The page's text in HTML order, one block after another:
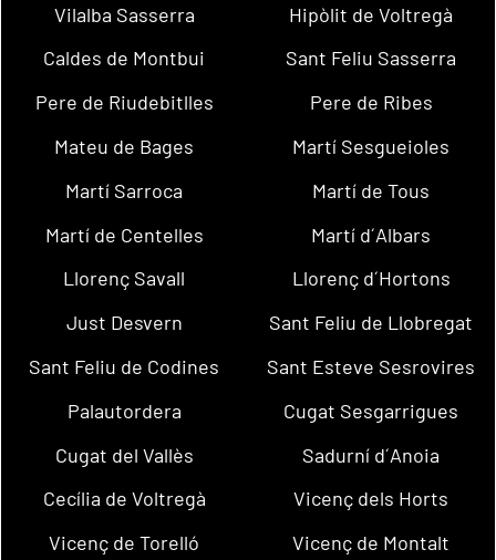
Vilalba Sasserra
Hipòlit de Voltregà
Caldes de Montbui
Sant Feliu Sasserra
Pere de Riudebitlles
Pere de Ribes
Mateu de Bages
Martí Sesgueioles
Martí Sarroca
Martí de Tous
Martí de Centelles
Martí d´Albars
Llorenç Savall
Llorenç d´Hortons
Just Desvern
Sant Feliu de Llobregat
Sant Feliu de Codines
Sant Esteve Sesrovires
Palautordera
Cugat Sesgarrigues
Cugat del Vallès
Sadurní d´Anoia
Cecília de Voltregà
Vicenç dels Horts
Vicenç de Torelló
Vicenç de Montalt